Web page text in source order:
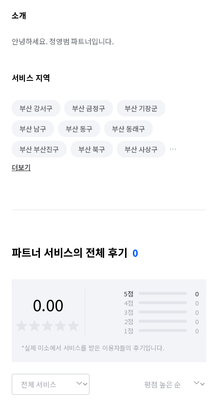
바닥 청소 (왁스 코팅)
에어컨 청소 (상업용) 세탁기 청소 (상업용)
카페트 청소
소개
안녕하세요. 정영범 파트너입니다.
서비스 지역
부산 강서구 부산 금정구 부산 기장군
부산 남구 부산 동구 부산 동래구
부산 부산진구 부산 북구 부산 사상구
부산 사하구
부산 해운대구
더보기
파트너 서비스의 전체 후기 0
0.00 5점
0
4점
0
3점
0
2점
0
1점
0
*실제 미소에서 서비스를 받은 이용자들의 후기입니다.